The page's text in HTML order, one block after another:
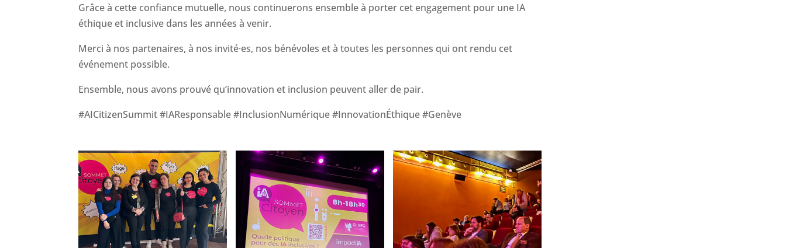
Grâce à cette confiance mutuelle, nous continuerons ensemble à porter cet engagement pour une IA
éthique et inclusive dans les années à venir.
Merci à nos partenaires, à nos invité·es, nos bénévoles et à toutes les personnes qui ont rendu cet
événement possible.
Ensemble, nous avons prouvé qu’innovation et inclusion peuvent aller de pair.
#AICitizenSummit #IAResponsable #InclusionNumérique #InnovationÉthique #Genève